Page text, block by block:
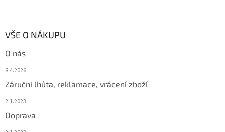
VŠE O NÁKUPU
O nás
8.4.2026
Záruční lhůta, reklamace, vrácení zboží
2.1.2023
Doprava